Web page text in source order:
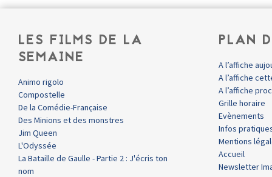
LES FILMS DE LA
SEMAINE
Animo rigolo
Compostelle
De la Comédie-Française
Des Minions et des monstres
Jim Queen
L'Odyssée
La Bataille de Gaulle - Partie 2 : J'écris ton
nom
PLAN
A l’affiche
A l’affiche
A l’affiche
Grille horaire
Evènements
Infos
Mentions
Accueil
Newsletter